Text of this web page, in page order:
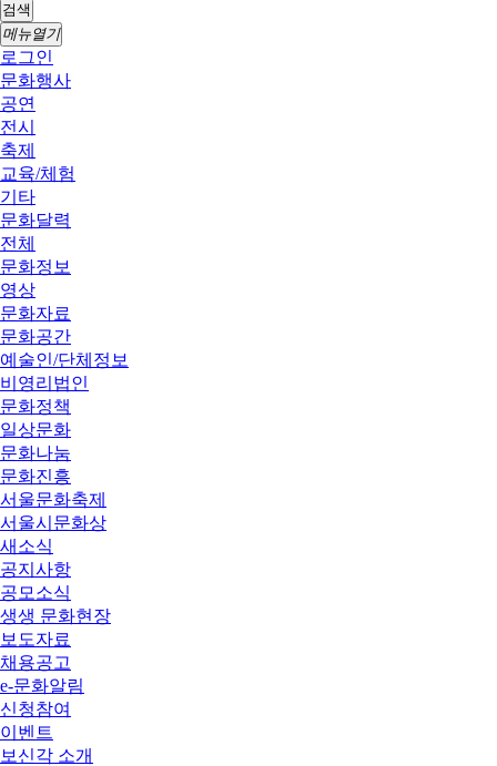
검색
메뉴열기
로그인
문화행사
공연
전시
축제
교육/체험
기타
문화달력
전체
문화정보
영상
문화자료
문화공간
예술인/단체정보
비영리법인
문화정책
일상문화
문화나눔
문화진흥
서울문화축제
서울시문화상
새소식
공지사항
공모소식
생생 문화현장
보도자료
채용공고
e-문화알림
신청참여
이벤트
보신각 소개